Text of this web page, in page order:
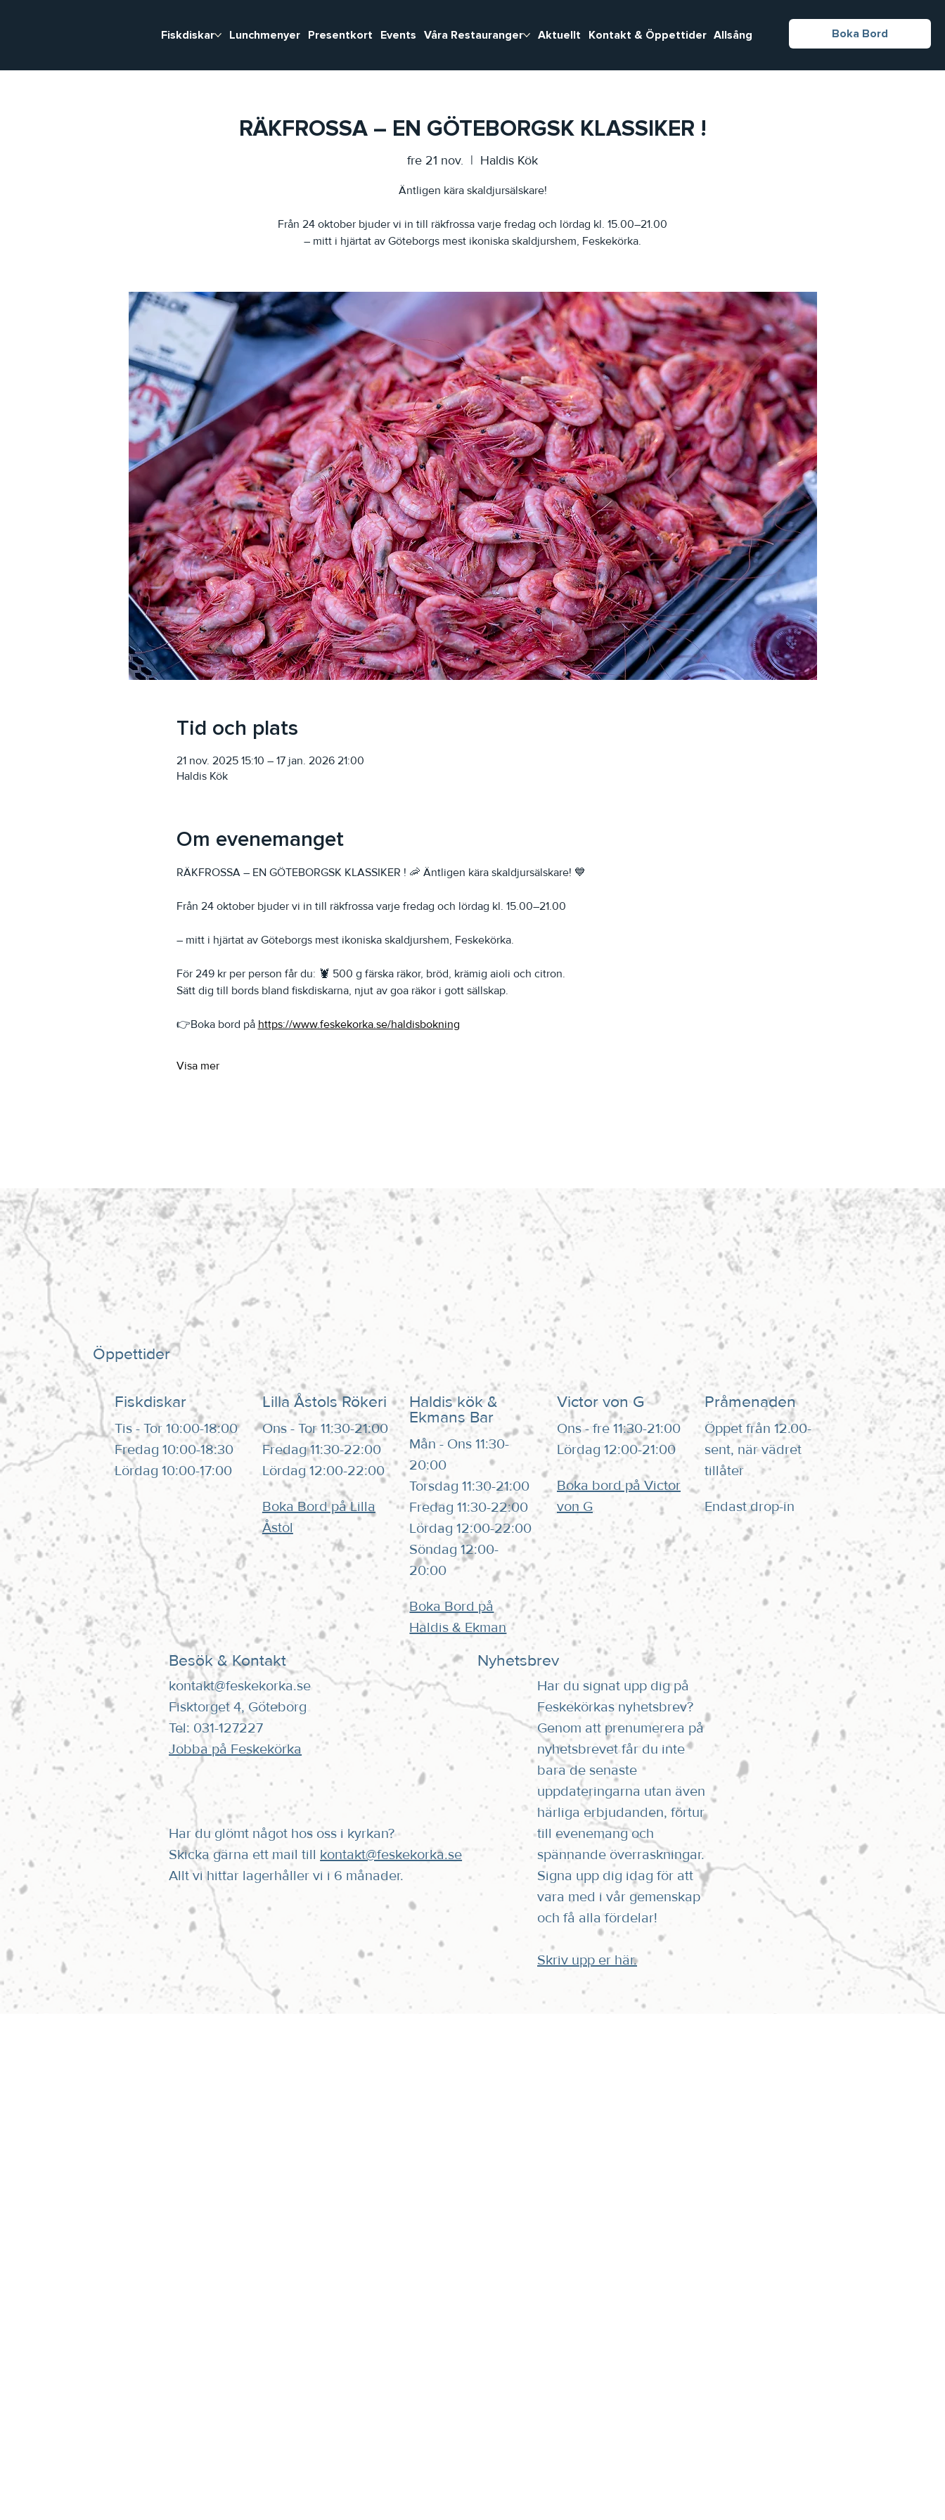
Fiskdiskar Lunchmenyer Presentkort Events Våra Restauranger Aktuellt Kontakt & Öppettider Allsång Boka Bord
RÄKFROSSA – EN GÖTEBORGSK KLASSIKER !
fre 21 nov.
  |
Haldis Kök
Äntligen kära skaldjursälskare!
Från 24 oktober bjuder vi in till räkfrossa varje fredag och lördag kl. 15.00–21.00
– mitt i hjärtat av Göteborgs mest ikoniska skaldjurshem, Feskekörka.
Tid och plats
21 nov. 2025 15:10 – 17 jan. 2026 21:00
Haldis Kök
Om evenemanget
RÄKFROSSA – EN GÖTEBORGSK KLASSIKER ! 🦐 Äntligen kära skaldjursälskare! 💙
Från 24 oktober bjuder vi in till räkfrossa varje fredag och lördag kl. 15.00–21.00
– mitt i hjärtat av Göteborgs mest ikoniska skaldjurshem, Feskekörka.
För 249 kr per person får du: 🦞 500 g färska räkor, bröd, krämig aioli och citron.
Sätt dig till bords bland fiskdiskarna, njut av goa räkor i gott sällskap.
👉Boka bord på https://www.feskekorka.se/haldisbokning
Visa mer
Öppettider
Fiskdiskar
Tis - Tor 10:00-18:00
Fredag 10:00-18:30
Lördag 10:00-17:00
Lilla Åstols Rökeri
Ons - Tor 11:30-21:00
Fredag 11:30-22:00
Lördag 12:00-22:00
Boka Bord på Lilla
Åstol
Haldis kök &
Ekmans Bar
Mån - Ons 11:30-
20:00
Torsdag 11:30-21:00
Fredag 11:30-22:00
Lördag 12:00-22:00
Söndag 12:00-
20:00
Boka Bord på
Haldis & Ekman
Victor von G
Ons - fre 11:30-21:00
Lördag 12:00-21:00
Boka bord på Victor
von G
Pråmenaden
Öppet från 12.00-
sent, när vädret
tillåter
Endast drop-in
Besök & Kontakt
kontakt@feskekorka.se
Fisktorget 4, Göteborg
Tel: 031-127227
Jobba på Feskekörka
Har du glömt något hos oss i kyrkan?
Skicka gärna ett mail till kontakt@feskekorka.se
Allt vi hittar lagerhåller vi i 6 månader.
Nyhetsbrev
Har du signat upp dig på
Feskekörkas nyhetsbrev?
Genom att prenumerera på
nyhetsbrevet får du inte
bara de senaste
uppdateringarna utan även
härliga erbjudanden, förtur
till evenemang och
spännande överraskningar.
Signa upp dig idag för att
vara med i vår gemenskap
och få alla fördelar!
Skriv upp er här.